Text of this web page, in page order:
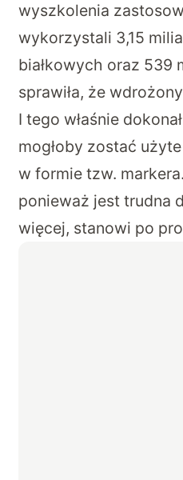
wyszkolenia
wykorzystali 3,15
białkowych oraz 539
sprawiła, że
I tego właśnie
mogłoby zostać
w formie tzw.
ponieważ jest trudna
więcej, stanowi po